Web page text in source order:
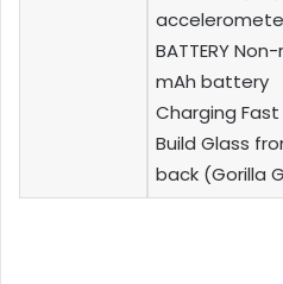
BATTERY
mAh battery
Charging
Build Glass
back (Gorilla